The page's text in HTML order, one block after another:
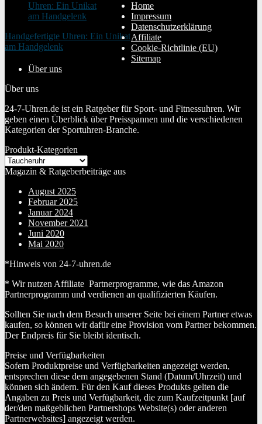
Handgefertigte Uhren: Ein Unikat
am Handgelenk
Home
Impressum
Datenschutzerklärung
Affiliate
Cookie-Richtlinie (EU)
Sitemap
Über uns
Über uns
24-7-Uhren.de ist ein Ratgeber für Sport- und Fitnessuhren. Wir
geben einen Überblick über Preisspannen und die verschiedenen
Kategorien der Sportuhren-Branche.
Produkt-Kategorien
Magazin & Ratgeberbeiträge aus
August 2025
Februar 2025
Januar 2024
November 2021
Juni 2020
Mai 2020
*Hinweis von 24-7-uhren.de
* Wir nutzen Affiliate Partnerprogramme, wie das Amazon
Partnerprogramm und verdienen an qualifizierten Käufen.
Sollten Sie nach dem Besuch unserer Seite bei einem Partner etwas
kaufen, so können wir dafür eine Provision vom Partner bekommen.
Der Endpreis für Sie bleibt identisch.
Preise und Verfügbarkeiten
Sofern Produktpreise und Verfügbarkeiten angezeigt werden,
entsprechen diese dem angegebenen Stand (Datum/Uhrzeit) und
können sich ändern. Für den Kauf dieses Produkts gelten die
Angaben zu Preis und Verfügbarkeit, die zum Kaufzeitpunkt [auf
der/den maßgeblichen Partnershops Website(s) oder anderen
Partnerwebsites] angezeigt werden.